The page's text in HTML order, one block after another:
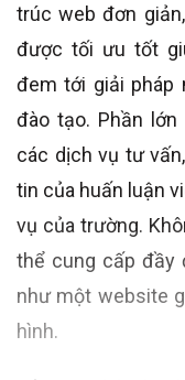
trúc web đơn
được tối ưu tốt
đem tới giải pháp
đào tạo. Phần
các dịch vụ tư
tin của huấn luận
vụ của trường.
thể cung cấp đầy
như một website
hình.